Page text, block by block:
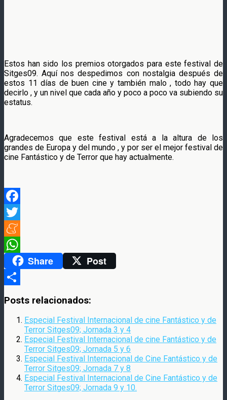
Estos han sido los premios otorgados para este festival de
Sitges09. Aquí nos despedimos con nostalgia después de
estos 11 días de buen cine y también malo , todo hay que
decirlo , y un nivel que cada año y poco a poco va subiendo su
estatus.
Agradecemos que este festival está a la altura de los
grandes de Europa y del mundo , y por ser el mejor festival de
cine Fantástico y de Terror que hay actualmente.
Facebook
Twitter
Meneame
WhatsAppShare Post
Posts relacionados:
Especial Festival Internacional de cine Fantástico y de
Terror Sitges09; Jornada 3 y 4
Especial Festival Internacional de cine Fantástico y de
Terror Sitges09; Jornada 5 y 6
Especial Festival Internacional de Cine Fantástico y de
Terror Sitges09; Jornada 7 y 8
Especial Festival Internacional de Cine Fantástico y de
Terror Sitges09; Jornada 9 y 10.